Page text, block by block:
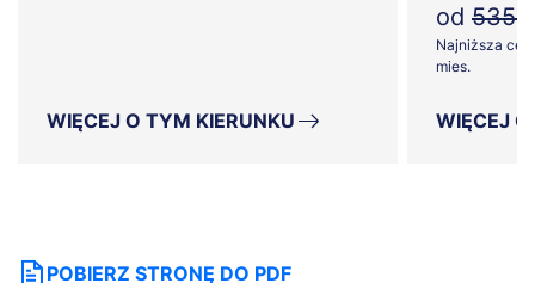
WIĘCEJ O TYM KIERUNKU
od 535zł
Najniższa
mies.
WIĘCEJ
POBIERZ STRONĘ DO PDF